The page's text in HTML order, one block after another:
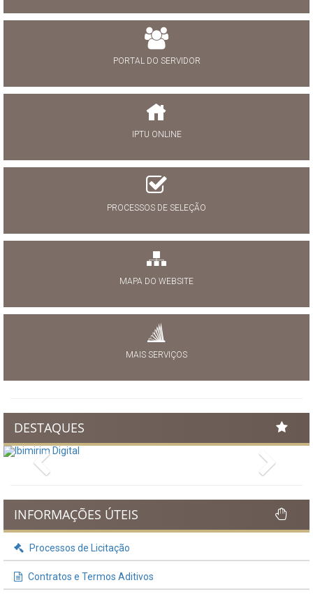
PORTAL DO SERVIDOR
IPTU ONLINE
PROCESSOS DE SELEÇÃO
MAPA DO WEBSITE
MAIS SERVIÇOS
DESTAQUES
Previous
INFORMAÇÕES ÚTEIS
Processos de Licitação
Contratos e Termos Aditivos